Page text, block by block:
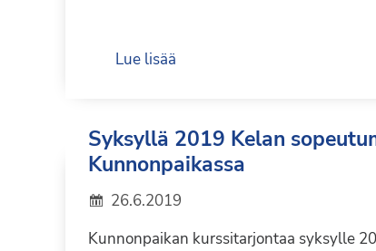
Lue lisää
Syksyllä 2019 Kelan
Kunnonpaikassa
26.6.2019
Kunnonpaikan kurssitarjontaa syksylle